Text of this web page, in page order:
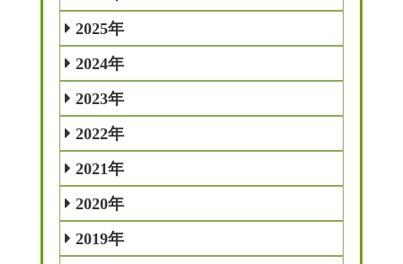
2025年
2024年
2023年
2022年
2021年
2020年
2019年